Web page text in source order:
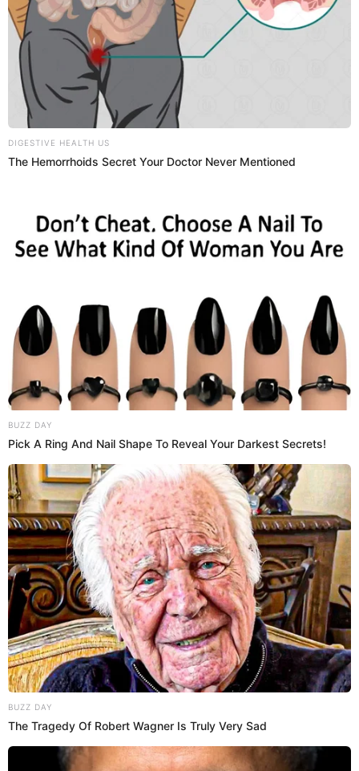
Yamil Benavides
En el año 2019,Alfredo Benavides estuvo envuelto en una
grave denuncia pública que le interpuso Saida Fagre, una
mujer con la que tuvo un breve romance y como
consecuencia tuvo un pequeño llamado Yamil. Durante
ese tiempo la madre del menor de sus hijos lo acusó al
cómico de no ver al pequeño desde hace 6 meses y de no
pagar la manutención que habían conciliado.
Alfredo Benavides nació el 9 de abril de 1971.
Formó parte del elenco de Risas y salsa.
Interpreta el personaje de El niño Alfredito.
Perteneció al equipo de Bienvenida la tarde.
Alfredo tiene 4 hermanos.
Entre sus parodias de Alfredo destacan a Beto
Ortiz y Ricardo Morán.
¿Cuántas propiedades tiene Alfredo
Benavides?
Ante la investigación por lavado de activos que tiene
Alfredo Benavides, las autoridades allanaron todas sus
propiedades, por lo que se reveló que en total tenía 17
inmuebles y 24 vehículos, que habrían costado más de 20
millones de soles. Además, durante la diligencia se
incautaron computadoras, laptops, discos duros, entre
otros documentos que servirán para esclarecer la
investigación sobre este caso.